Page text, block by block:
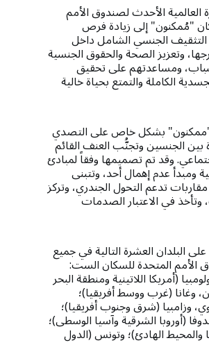
العالمية الأحدث لصندوق الأمم
"مُمكنون" إلى زيادة فرص
الجنسي الشامل داخل
وتعزيز الصحة والحقوق الجنسية
ومساعدتهم على تحقيق
الكاملة والتمتع بحياة خالية
"ممكنون" بشكل خاص على التصدي
بين الجنسين وتجنُّب العنف القائم
وقد تم تصميمها وفقاً لمبادئ
ومبدأ عدم إهمال أحد، وتتبنى
تدعم التحول الجندري، وتركز
وتأخذ في الاعتبار الصدمات
على البلدان العشرة التالية في جميع
المتحدة للسكان الست:
(أمريكا اللاتينية ومنطقة البحر
وغانا (غرب ووسط أفريقيا)؛
وزامبيا (شرق وجنوب أفريقيا)؛
(أوروبا الشرقية وآسيا الوسطى)؛
والمحيط الهادئ)؛ وتونس (الدول